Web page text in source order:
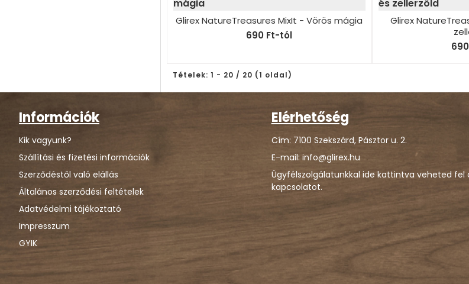
Glirex NatureTreasures MixIt - Vörös mágia
690 Ft-tól
Glirex
Tételek: 1 - 20 / 20 (1 oldal)
Információk
Kik vagyunk?
Szállítási és fizetési információk
Szerződéstől való elállás
Általános szerződési feltételek
Adatvédelmi tájékoztató
Impresszum
GYIK
Elérhetőség
Cím: 7100 Szekszárd, Pásztor u. 2.
E-mail: info@glirex.hu
Ügyfélszolgálatunkkal ide kattintva veheted fel
kapcsolatot.